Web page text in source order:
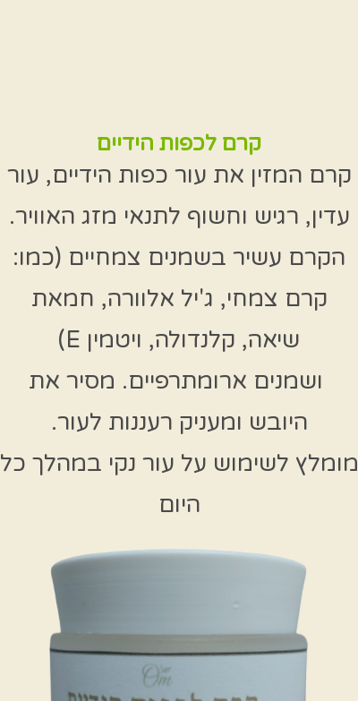
קרם לכפות הידיים
קרם המזין את עור כפות הידיים, עור
עדין, רגיש וחשוף לתנאי מזג האוויר.
הקרם עשיר בשמנים צמחיים (כמו:
קרם צמחי, ג'יל אלוורה, חמאת
שיאה, קלנדולה, ויטמין E)
ושמנים ארומתרפיים. מסיר את
היובש ומעניק רעננות לעור.
מומלץ לשימוש על עור נקי במהלך כל
היום